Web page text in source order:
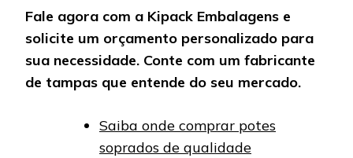
Fale agora com a Kipack Embalagens e
solicite um orçamento personalizado para
sua necessidade. Conte com um fabricante
de tampas que entende do seu mercado.
Saiba onde comprar potes
soprados de qualidade